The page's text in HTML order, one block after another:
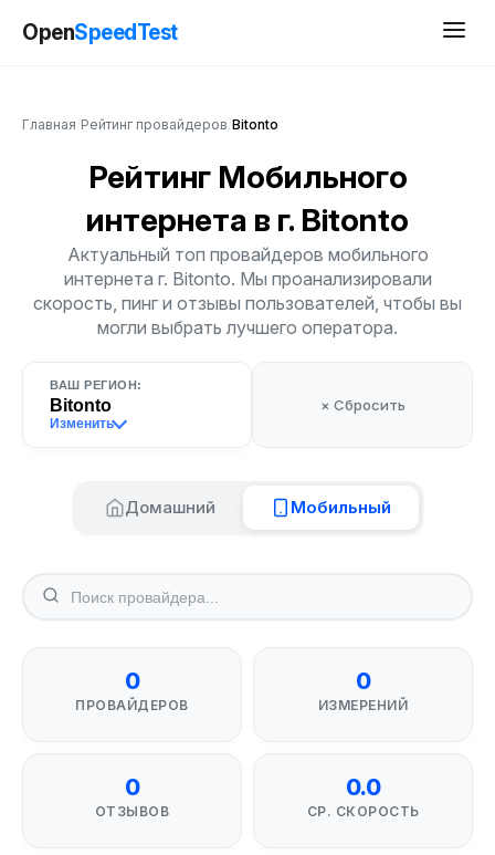
OpenSpeedTest
Главная Рейтинг провайдеров Bitonto
Рейтинг Мобильного
интернета в г. Bitonto
Актуальный топ провайдеров мобильного
интернета г. Bitonto. Мы проанализировали
скорость, пинг и отзывы пользователей, чтобы вы
могли выбрать лучшего оператора.
ВАШ РЕГИОН:
Bitonto
Изменить
× Сбросить
Домашний Мобильный
0
ПРОВАЙДЕРОВ
0
ИЗМЕРЕНИЙ
0
ОТЗЫВОВ
0.0
СР. СКОРОСТЬ